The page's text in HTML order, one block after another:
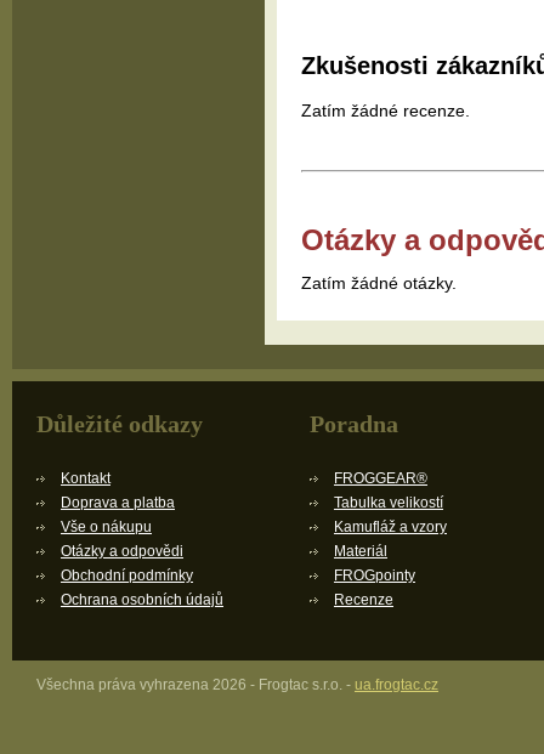
Zkušenosti
Zatím žádné recenze.
Otázky a
Zatím žádné otázky.
Důležité odkazy
Kontakt
Doprava a platba
Vše o nákupu
Otázky a odpovědi
Obchodní podmínky
Ochrana osobních údajů
Poradna
FROGGEAR®
Tabulka velikostí
Kamufláž a vzory
Materiál
FROGpointy
Recenze
Všechna práva vyhrazena 2026 - Frogtac s.r.o. - ua.frogtac.cz